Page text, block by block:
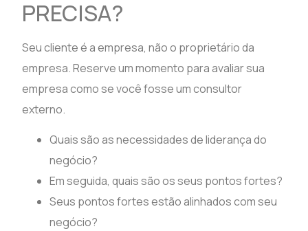
PRECISA?
Seu cliente é a empresa, não o proprietário da
empresa. Reserve um momento para avaliar sua
empresa como se você fosse um consultor
externo.
Quais são as necessidades de liderança do
negócio?
Em seguida, quais são os seus pontos fortes?
Seus pontos fortes estão alinhados com seu
negócio?